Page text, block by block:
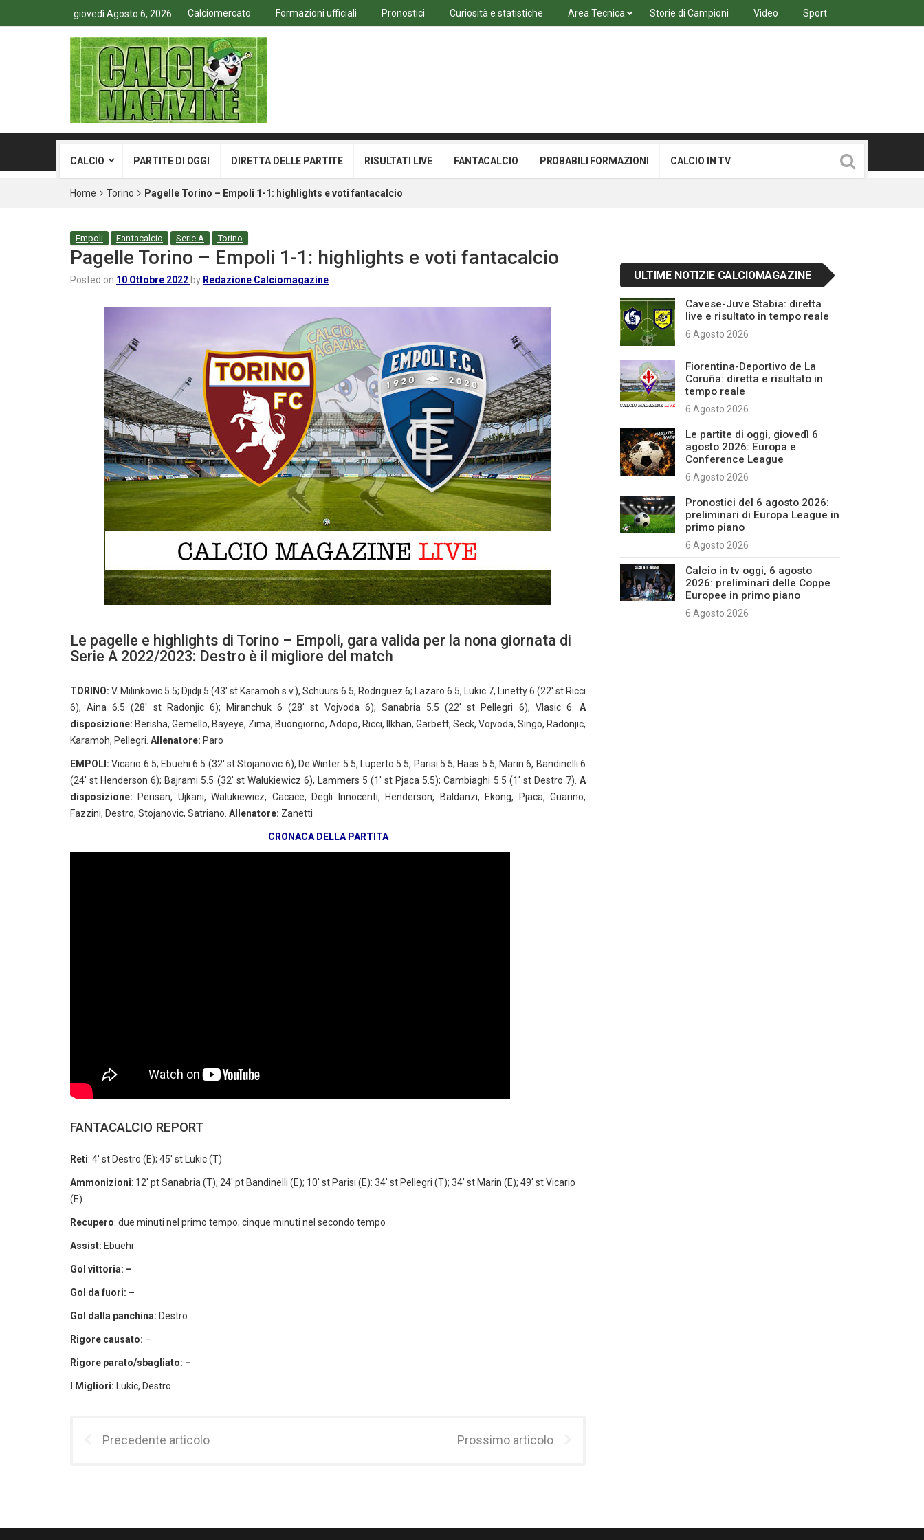
giovedì Agosto 6, 2026 Calciomercato Formazioni ufficiali Pronostici Curiosità e statistiche Area Tecnica Storie di Campioni Video Sport
CALCIO PARTITE DI OGGI DIRETTA DELLE PARTITE RISULTATI LIVE FANTACALCIO PROBABILI FORMAZIONI CALCIO IN TV
Home Torino Pagelle Torino – Empoli 1-1: highlights e voti fantacalcio
Empoli Fantacalcio Serie A Torino
Pagelle Torino – Empoli 1-1: highlights e voti fantacalcio
Posted on 10 Ottobre 2022 by Redazione Calciomagazine
Le pagelle e highlights di Torino – Empoli, gara valida per la nona giornata di
Serie A 2022/2023: Destro è il migliore del match
TORINO: V. Milinkovic 5.5; Djidji 5 (43′ st Karamoh s.v.), Schuurs 6.5, Rodriguez 6; Lazaro 6.5, Lukic 7, Linetty 6 (22′ st Ricci
6), Aina 6.5 (28′ st Radonjic 6); Miranchuk 6 (28′ st Vojvoda 6); Sanabria 5.5 (22′ st Pellegri 6), Vlasic 6. A
disposizione: Berisha, Gemello, Bayeye, Zima, Buongiorno, Adopo, Ricci, Ilkhan, Garbett, Seck, Vojvoda, Singo, Radonjic,
Karamoh, Pellegri. Allenatore: Paro
EMPOLI : Vicario 6.5; Ebuehi 6.5 (32′ st Stojanovic 6), De Winter 5.5, Luperto 5.5, Parisi 5.5; Haas 5.5, Marin 6, Bandinelli 6
(24′ st Henderson 6); Bajrami 5.5 (32′ st Walukiewicz 6), Lammers 5 (1′ st Pjaca 5.5); Cambiaghi 5.5 (1′ st Destro 7). A
disposizione: Perisan, Ujkani, Walukiewicz, Cacace, Degli Innocenti, Henderson, Baldanzi, Ekong, Pjaca, Guarino,
Fazzini, Destro, Stojanovic, Satriano. Allenatore: Zanetti
CRONACA DELLA PARTITA
FANTACALCIO REPORT
Reti: 4′ st Destro (E); 45′ st Lukic (T)
Ammonizioni: 12′ pt Sanabria (T); 24′ pt Bandinelli (E); 10′ st Parisi (E): 34′ st Pellegri (T); 34′ st Marin (E); 49′ st Vicario
(E)
Recupero: due minuti nel primo tempo; cinque minuti nel secondo tempo
Assist: Ebuehi
Gol vittoria: –
Gol da fuori: –
Gol dalla panchina: Destro
Rigore causato: –
Rigore parato/sbagliato: –
I Migliori: Lukic, Destro
Precedente articolo Prossimo articolo
ULTIME NOTIZIE CALCIOMAGAZINE
Cavese-Juve Stabia: diretta
live e risultato in tempo reale
6 Agosto 2026
Fiorentina-Deportivo de La
Coruña: diretta e risultato in
tempo reale
6 Agosto 2026
Le partite di oggi, giovedì 6
agosto 2026: Europa e
Conference League
6 Agosto 2026
Pronostici del 6 agosto 2026:
preliminari di Europa League in
primo piano
6 Agosto 2026
Calcio in tv oggi, 6 agosto
2026: preliminari delle Coppe
Europee in primo piano
6 Agosto 2026